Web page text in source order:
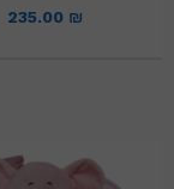
235.00 ₪